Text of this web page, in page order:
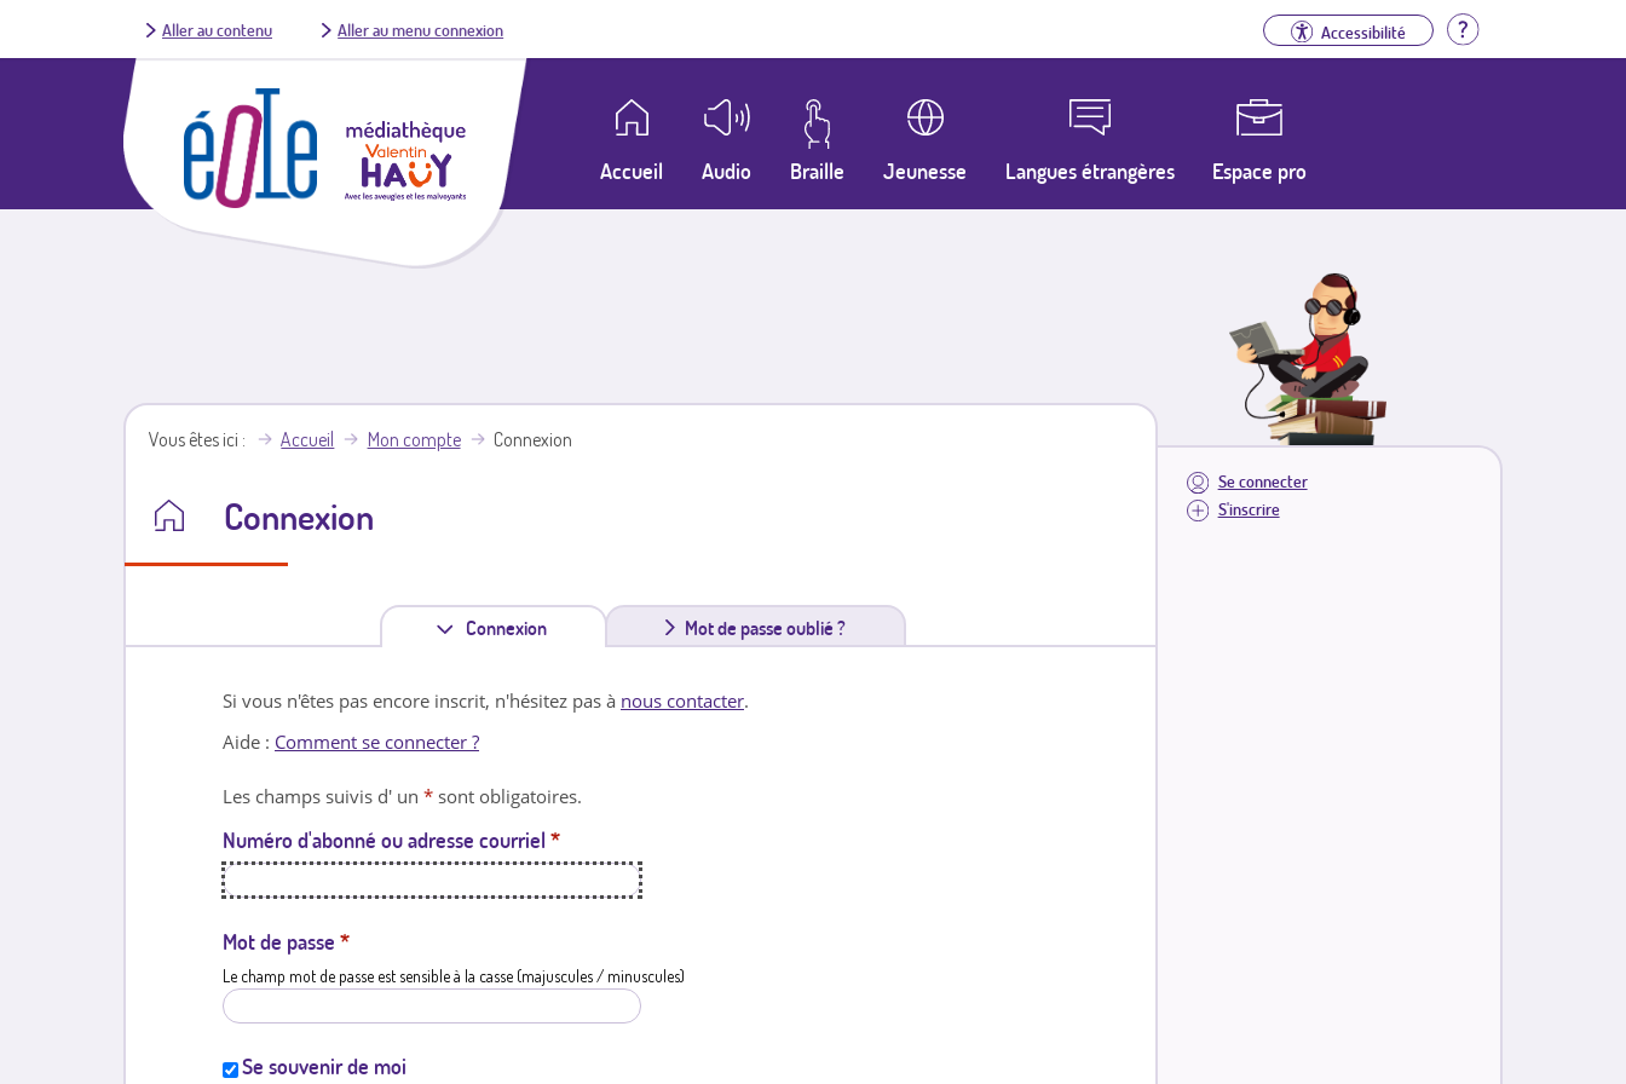
Aller au contenu Aller au menu connexion Accessibilité Aide
Accueil Audio Braille Jeunesse Langues étrangères Espace pro
Se connecter
S'inscrire
Vous êtes ici Accueil Mon compte Connexion
Connexion
Connexion
n
l
e
Mot de passe oublié ?
Si vous n'êtes pas encore inscrit, n'hésitez pas à nous contacter.
Aide : Comment se connecter ?
Les champs suivis d' un * sont obligatoires.
Numéro d'abonné ou adresse courriel *
Mot de passe *
Le champ mot de passe est sensible à la casse (majuscules / minuscules)
Se souvenir de moi